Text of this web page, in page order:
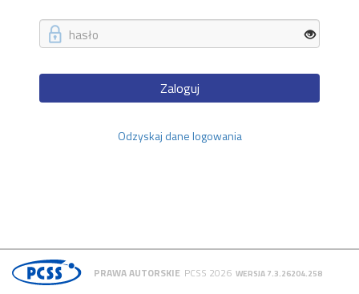
Zaloguj
Odzyskaj dane logowania
PRAWA AUTORSKIE PCSS 2026 WERSJA 7.3.26204.258